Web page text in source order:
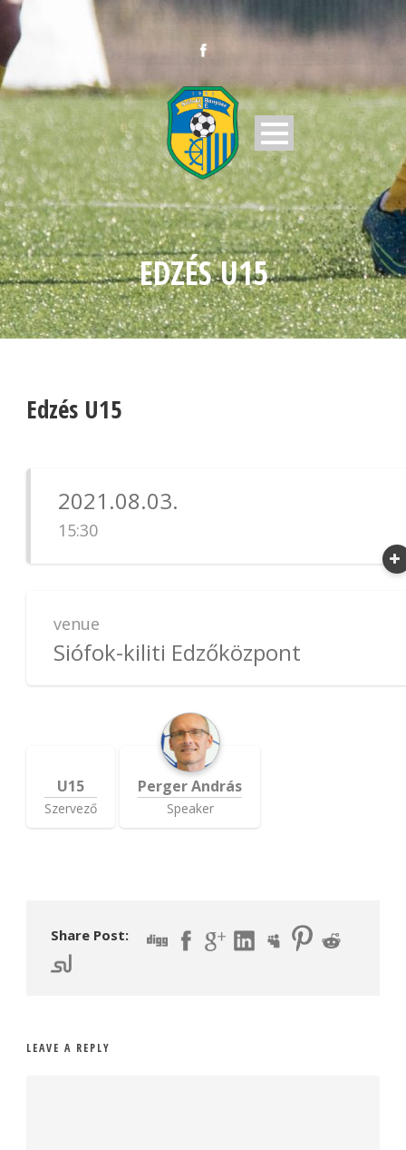
EDZÉS U15
Edzés U15
2021.08.03.
15:30
venue
Siófok-kiliti Edzőközpont
U15
Szervező
Perger András
Speaker
Share Post:
LEAVE A REPLY